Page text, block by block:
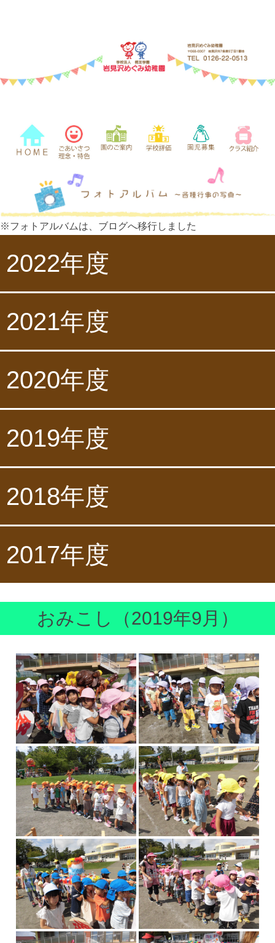
※フォトアルバムは、ブログへ移行しました
2022年度
2021年度
2020年度
2019年度
2018年度
2017年度
おみこし（2019年9月）